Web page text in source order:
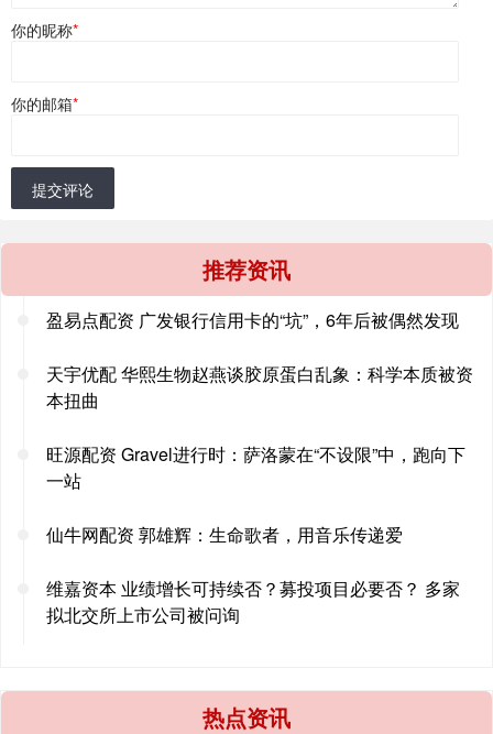
你的昵称*
你的邮箱*
提交评论
推荐资讯
盈易点配资 广发银行信用卡的“坑”，6年后被偶然发现
天宇优配 华熙生物赵燕谈胶原蛋白乱象：科学本质被资
本扭曲
旺源配资 Gravel进行时：萨洛蒙在“不设限”中，跑向下
一站
仙牛网配资 郭雄辉：生命歌者，用音乐传递爱
维嘉资本 业绩增长可持续否？募投项目必要否？ 多家
拟北交所上市公司被问询
热点资讯